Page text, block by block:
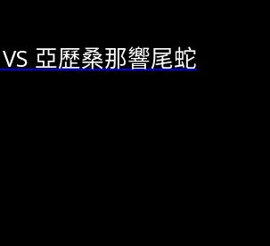
VS 亞歷桑那響尾蛇